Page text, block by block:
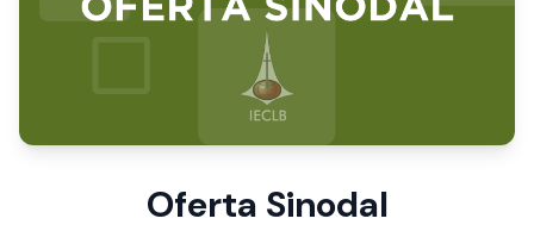
Oferta Sinodal